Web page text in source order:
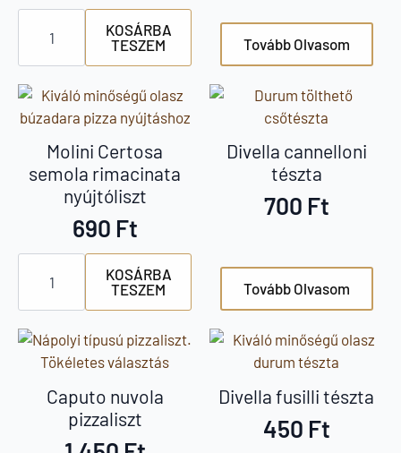
La
Molisana
penne
durum
mennyiség
KOSÁRBA
TESZEM
Tovább Olvasom
Molini Certosa
semola rimacinata
nyújtóliszt
690 Ft
Molini
Certosa
semola
rimacinata
mennyiség
KOSÁRBA
TESZEM
Divella cannelloni
tészta
700 Ft
Tovább Olvasom
Caputo nuvola
pizzaliszt
Divella fusilli tészta
450 Ft